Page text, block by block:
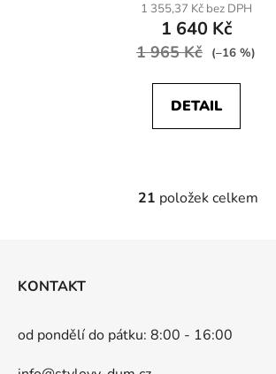
1 355,37 Kč bez DPH
1 640 Kč
1 965 Kč (–16 %)
DETAIL
O
c
í
21 položek celkem
KONTAKT
od pondělí do pátku: 8:00 - 16:00